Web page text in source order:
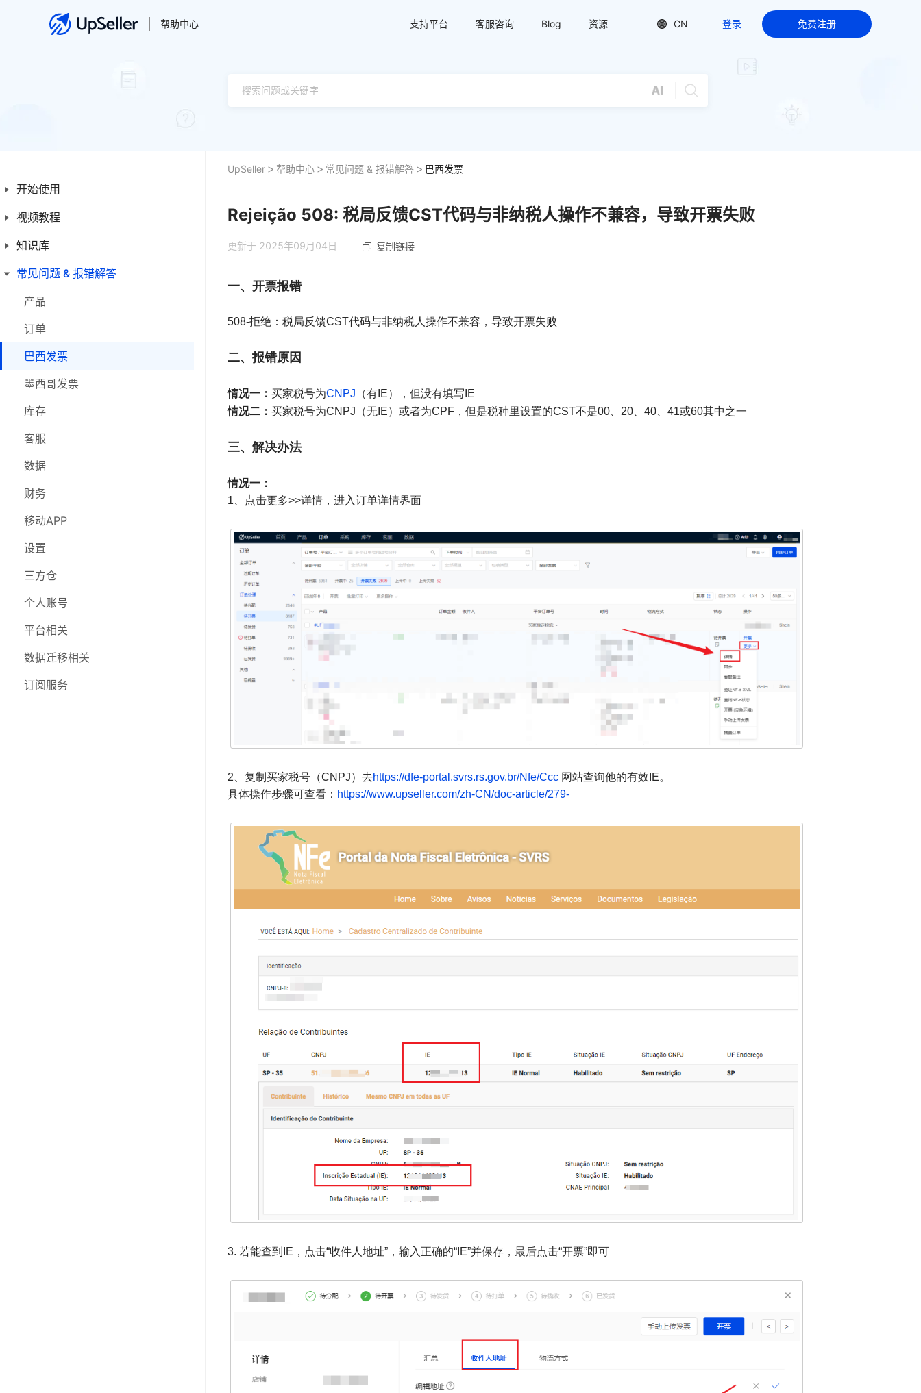
帮助中心 支持平台 客服咨询 Blog 资源 CN 登录 免费注册
开始使用
新手入门指南
新手操作指引
平台简介
视频教程
产品
订单
发票
库存
客服
数据
财务
移动APP
设置
三方仓
在线研讨会
知识库
首页
产品
订单
巴西发票
墨西哥发票
采购
库存
客服
数据
财务
移动APP
设置
三方仓
三方物流
个人账号
功能更新日志
常见问题 & 报错解答
产品
订单
巴西发票
墨西哥发票
库存
客服
数据
财务
移动APP
设置
三方仓
个人账号
平台相关
数据迁移相关
订阅服务
UpSeller 帮助中心 常见问题 & 报错解答 巴西发票
Rejeição 508: 税局反馈CST代码与非纳税人操作不兼容，导致开票失败
更新于 2025年09月04日 复制链接
一、开票报错
508-拒绝：税局反馈CST代码与非纳税人操作不兼容，导致开票失败
二、报错原因
情况一： 买家税号为CNPJ （有IE），但没有填写IE
情况二： 买家税号为CNPJ（无IE）或者为CPF，但是税种里设置的CST不是00、20、40、41或60其中之一
三、解决办法
情况一：
1、点击更多>>详情，进入订单详情界面
2、复制买家税号（CNPJ）去https://dfe-portal.svrs.rs.gov.br/Nfe/Ccc 网站查询他的有效IE。
具体操作步骤可查看： https://www.upseller.com/zh-CN/doc-article/279-
3. 若能查到IE，点击“收件人地址”，输入正确的“IE”并保存，最后点击“开票”即可